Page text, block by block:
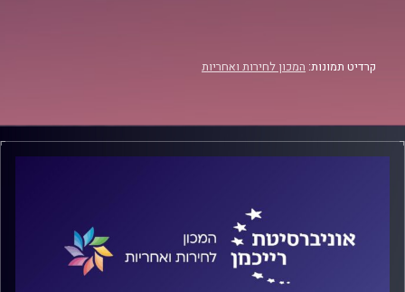
קרדיט תמונות: המכון לחירות ואחריות